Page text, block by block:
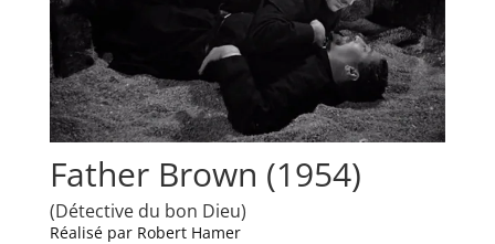
Father Brown (1954)
(Détective du bon Dieu)
Réalisé par Robert Hamer